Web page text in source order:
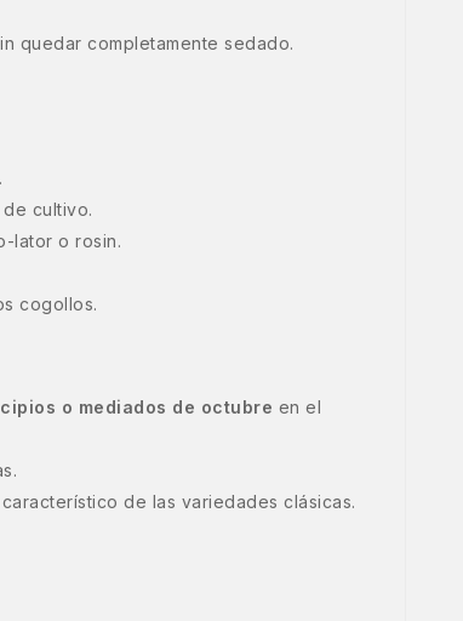
quedar completamente sedado.
cultivo.
lator o rosin.
cogollos.
o mediados de octubre en el
de las variedades clásicas.